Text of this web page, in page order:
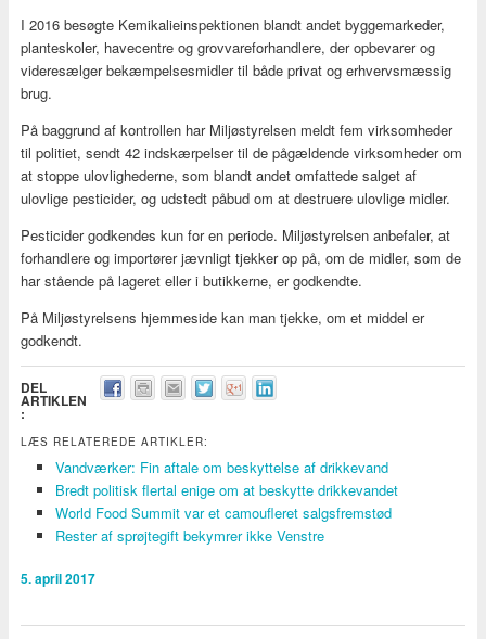
I 2016 besøgte Kemikalieinspektionen blandt andet byggemarkeder,
planteskoler, havecentre og grovvareforhandlere, der opbevarer og
videresælger bekæmpelsesmidler til både privat og erhvervsmæssig
brug.
På baggrund af kontrollen har Miljøstyrelsen meldt fem virksomheder
til politiet, sendt 42 indskærpelser til de pågældende virksomheder om
at stoppe ulovlighederne, som blandt andet omfattede salget af
ulovlige pesticider, og udstedt påbud om at destruere ulovlige midler.
Pesticider godkendes kun for en periode. Miljøstyrelsen anbefaler, at
forhandlere og importører jævnligt tjekker op på, om de midler, som de
har stående på lageret eller i butikkerne, er godkendte.
På Miljøstyrelsens hjemmeside kan man tjekke, om et middel er
godkendt.
DEL
ARTIKLEN
:
LÆS RELATEREDE ARTIKLER:
Vandværker: Fin aftale om beskyttelse af drikkevand
Bredt politisk flertal enige om at beskytte drikkevandet
World Food Summit var et camoufleret salgsfremstød
Rester af sprøjtegift bekymrer ikke Venstre
5. april 2017